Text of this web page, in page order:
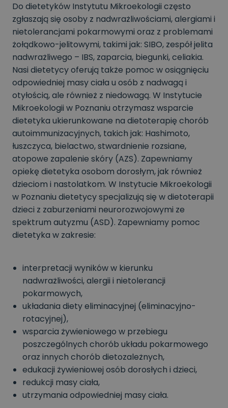
Do dietetyków Instytutu Mikroekologii często
zgłaszają się osoby z nadwrażliwościami, alergiami i
nietolerancjami pokarmowymi oraz z problemami
żołądkowo-jelitowymi, takimi jak: SIBO, zespół jelita
nadwrażliwego – IBS, zaparcia, biegunki, celiakia.
Nasi dietetycy oferują także pomoc w osiągnięciu
odpowiedniej masy ciała u osób z nadwagą i
otyłością, ale również z niedowagą. W Instytucie
Mikroekologii w Poznaniu otrzymasz wsparcie
dietetyka ukierunkowane na dietoterapię chorób
autoimmunizacyjnych, takich jak: Hashimoto,
łuszczyca, bielactwo, stwardnienie rozsiane,
atopowe zapalenie skóry (AZS). Zapewniamy
opiekę dietetyka osobom dorosłym, jak również
dzieciom i nastolatkom. W Instytucie Mikroekologii
w Poznaniu dietetycy specjalizują się w dietoterapii
dzieci z zaburzeniami neurorozwojowymi ze
spektrum autyzmu (ASD). Zapewniamy pomoc
dietetyka w zakresie:
interpretacji wyników w kierunku
nadwrażliwości, alergii i nietolerancji
pokarmowych,
układania diety eliminacyjnej (eliminacyjno-
rotacyjnej),
wsparcia żywieniowego w przebiegu
poszczególnych chorób układu pokarmowego
oraz innych chorób dietozależnych,
edukacji żywieniowej osób dorosłych i dzieci,
redukcji masy ciała,
utrzymania odpowiedniej masy ciała.